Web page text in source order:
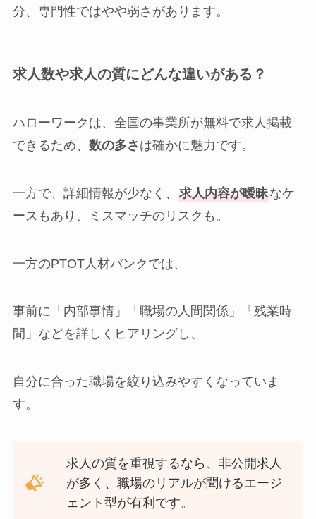
分、専門性ではやや弱さがあります。
求人数や求人の質にどんな違いがある？
ハローワークは、全国の事業所が無料で求人掲載
できるため、 数の多さ は確かに魅力です。
一方で、詳細情報が少なく、 求人内容が曖昧なケ
ースもあり、ミスマッチのリスクも。
一方のPTOT人材バンクでは、
事前に「内部事情」「職場の人間関係」「残業時
間」などを詳しくヒアリングし、
自分に合った職場を絞り込みやすくなっていま
す。
求人の質を重視するなら、非公開求人
が多く、職場のリアルが聞けるエージ
ェント型が有利です。